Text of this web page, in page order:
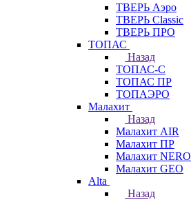
ТВЕРЬ Аэро
ТВЕРЬ Classic
ТВЕРЬ ПРО
ТОПАС
Назад
ТОПАС-С
ТОПАС ПР
ТОПАЭРО
Малахит
Назад
Малахит AIR
Малахит ПР
Малахит NERO
Малахит GEO
Alta
Назад